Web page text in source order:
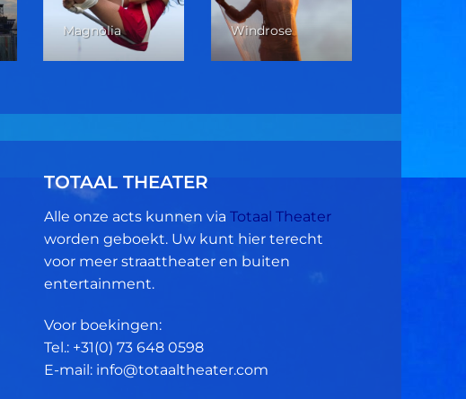
Magnolia Windrose
TOTAAL THEATER
Alle onze acts kunnen via Totaal Theater
worden geboekt. Uw kunt hier terecht
voor meer straattheater en buiten
entertainment.
Voor boekingen:
Tel.: +31(0) 73 648 0598
E-mail: info@totaaltheater.com